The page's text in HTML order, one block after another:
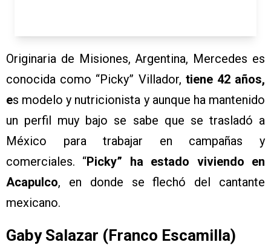
Originaria de Misiones, Argentina, Mercedes es
conocida como “Picky” Villador, tiene 42 años,
es modelo y nutricionista y aunque ha mantenido
un perfil muy bajo se sabe que se trasladó a
México para trabajar en campañas y
comerciales. “Picky” ha estado viviendo en
Acapulco, en donde se flechó del cantante
mexicano.
Gaby Salazar (Franco Escamilla)